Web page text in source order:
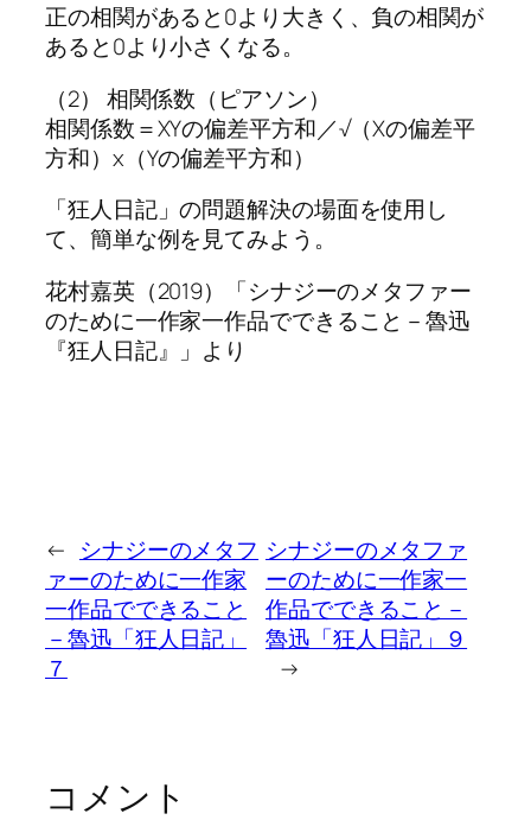
正の相関があると0より大きく、負の相関が
あると0より小さくなる。
（2） 相関係数（ピアソン）
相関係数＝XYの偏差平方和／√（Xの偏差平
方和）x（Yの偏差平方和）
「狂人日記」の問題解決の場面を使用し
て、簡単な例を見てみよう。
花村嘉英（2019）「シナジーのメタファー
のために一作家一作品でできること－魯迅
『狂人日記』」より
← シナジーのメタフ
ァーのために一作家
一作品でできること
－魯迅「狂人日記」
７
シナジーのメタファ
ーのために一作家一
作品でできること－
魯迅「狂人日記」９
→
コメント